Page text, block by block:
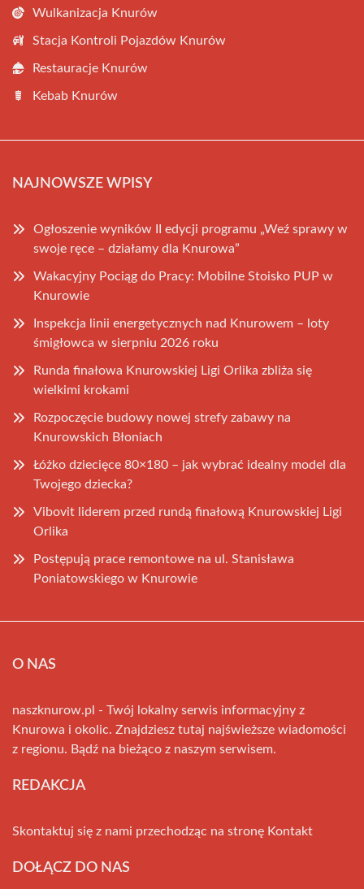
Wulkanizacja Knurów
Stacja Kontroli Pojazdów Knurów
Restauracje Knurów
Kebab Knurów
NAJNOWSZE WPISY
Ogłoszenie wyników II edycji programu „Weź sprawy w
swoje ręce – działamy dla Knurowa”
Wakacyjny Pociąg do Pracy: Mobilne Stoisko PUP w
Knurowie
Inspekcja linii energetycznych nad Knurowem – loty
śmigłowca w sierpniu 2026 roku
Runda finałowa Knurowskiej Ligi Orlika zbliża się
wielkimi krokami
Rozpoczęcie budowy nowej strefy zabawy na
Knurowskich Błoniach
Łóżko dziecięce 80×180 – jak wybrać idealny model dla
Twojego dziecka?
Vibovit liderem przed rundą finałową Knurowskiej Ligi
Orlika
Postępują prace remontowe na ul. Stanisława
Poniatowskiego w Knurowie
O NAS
naszknurow.pl - Twój lokalny serwis informacyjny z
Knurowa i okolic. Znajdziesz tutaj najświeższe wiadomości
z regionu. Bądź na bieżąco z naszym serwisem.
REDAKCJA
Skontaktuj się z nami przechodząc na stronę Kontakt
DOŁĄCZ DO NAS